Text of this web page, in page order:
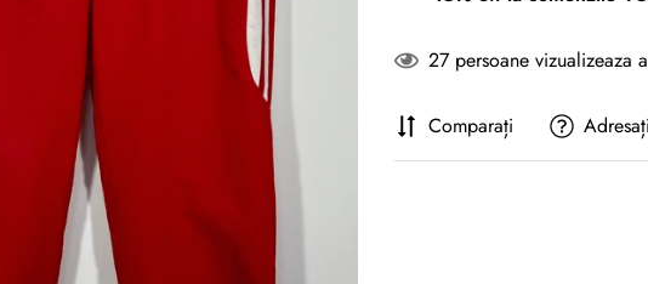
27 persoane vizualizeaza
Comparați